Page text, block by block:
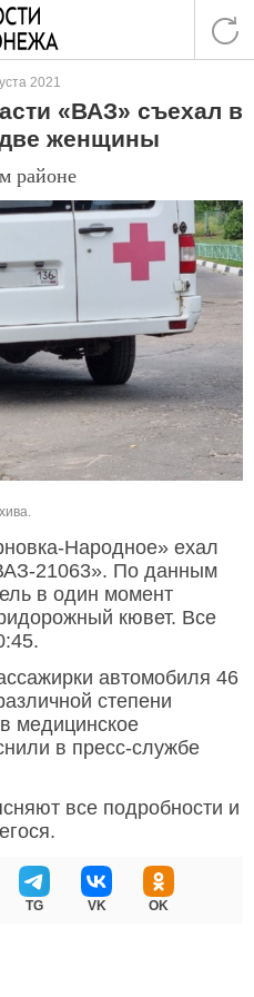
2021
«ВАЗ» съехал в
женщины
районе
Народное» ехал
21063». По данным
в один момент
кювет. Все
автомобиля 46
степени
медицинское
в пресс-службе
все подробности и
TG VK OK